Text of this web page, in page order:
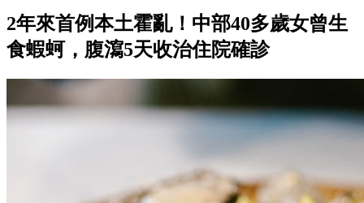
2年來首例本土霍亂！中部40多歲女曾生
食蝦蚵，腹瀉5天收治住院確診